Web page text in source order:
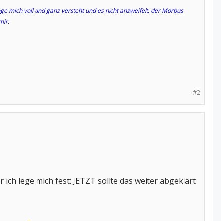
mich voll und ganz versteht und es nicht anzweifelt, der Morbus
#2
lege mich fest: JETZT sollte das weiter abgeklärt